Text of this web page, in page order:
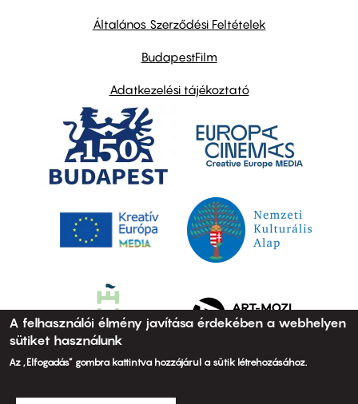
Általános Szerződési Feltételek
BudapestFilm
Adatkezelési tájékoztató
A felhasználói élmény javítása érdekében a webhelyen
sütiket használunk
Az „Elfogadás” gombra kattintva hozzájárul a sütik létrehozásához.